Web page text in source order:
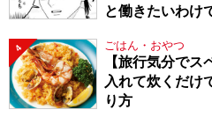
と働きたいわけ
4 ごはん・おやつ
【旅行気分で
入れて炊くだけ
り方